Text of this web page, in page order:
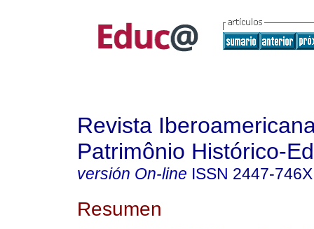
Revista
Patrimônio Histórico-
versión On-line ISSN 2447-746X
Resumen